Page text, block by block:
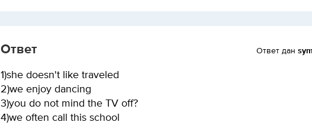
Ответ Ответ дан
1)she doesn't like traveled
2)we enjoy dancing
3)you do not mind the TV off?
4)we often call this school